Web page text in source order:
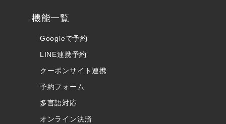
機能一覧
Googleで予約
LINE連携予約
クーポンサイト連携
予約フォーム
多言語対応
オンライン決済